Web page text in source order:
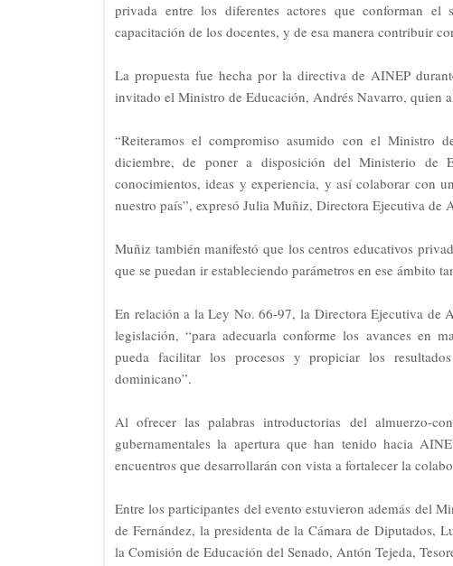
privada entre los diferentes actores que conforman el
capacitación de los docentes, y de esa manera contribuir
La propuesta fue hecha por la directiva de AINEP
invitado el Ministro de Educación, Andrés Navarro, quien
“Reiteramos el compromiso asumido con el Ministro
diciembre, de poner a disposición del Ministerio de
conocimientos, ideas y experiencia, y así colaborar con
nuestro país”, expresó Julia Muñiz, Directora Ejecutiva de
Muñiz también manifestó que los centros educativos
que se puedan ir estableciendo parámetros en ese ámbito
En relación a la Ley No. 66-97, la Directora Ejecutiva de
legislación, “para adecuarla conforme los avances en
pueda facilitar los procesos y propiciar los
dominicano”.
Al ofrecer las palabras introductorias del almuerzo-
gubernamentales la apertura que han tenido hacia
encuentros que desarrollarán con vista a fortalecer la
Entre los participantes del evento estuvieron además del
de Fernández, la presidenta de la Cámara de Diputados,
la Comisión de Educación del Senado, Antón Tejeda,